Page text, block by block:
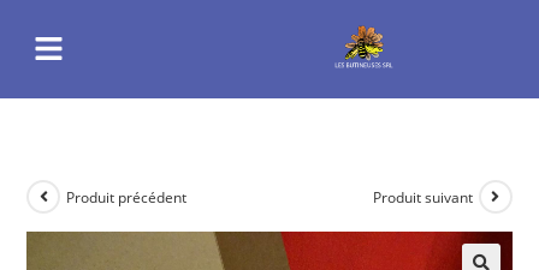
Produit précédent Produit suivant